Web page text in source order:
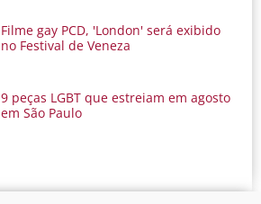
Filme gay PCD, 'London' será exibido
no Festival de Veneza
9 peças LGBT que estreiam em agosto
em São Paulo